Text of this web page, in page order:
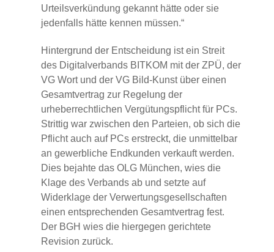
Urteilsverkündung gekannt hätte oder sie
jedenfalls hätte kennen müssen.“
Hintergrund der Entscheidung ist ein Streit
des Digitalverbands BITKOM mit der ZPÜ, der
VG Wort und der VG Bild-Kunst über einen
Gesamtvertrag zur Regelung der
urheberrechtlichen Vergütungspflicht für PCs.
Strittig war zwischen den Parteien, ob sich die
Pflicht auch auf PCs erstreckt, die unmittelbar
an gewerbliche Endkunden verkauft werden.
Dies bejahte das OLG München, wies die
Klage des Verbands ab und setzte auf
Widerklage der Verwertungsgesellschaften
einen entsprechenden Gesamtvertrag fest.
Der BGH wies die hiergegen gerichtete
Revision zurück.